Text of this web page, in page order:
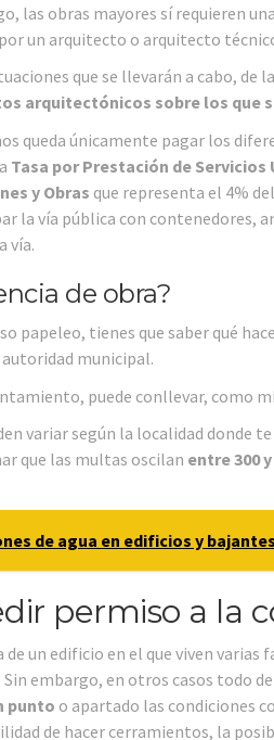
las obras mayores sí requieren
por un arquitecto o arquitecto
que se llevarán a cabo, de
arquitectónicos sobre los que
queda únicamente pagar los
Tasa por Prestación de
y Obras que representa el 4%
la vía pública con contenedores,
vía.
de obra?
papeleo, tienes que saber qué
municipal.
puede conllevar, como
variar según la localidad donde
que las multas oscilan entre 300
de agua en edificios y bajantes
permiso a la
un edificio en el que viven varias
. Sin embargo, en otros casos todo
punto o apartado las condiciones
de hacer cerramientos, la